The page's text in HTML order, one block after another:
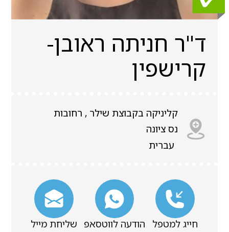
ד"ר חניתה ראובן-
קרישפין
קליניקה בקבוצת שילר , רחובות
נס ציונה
עברית
חייג למטפל הודעה לווטסאפ שליחת מייל